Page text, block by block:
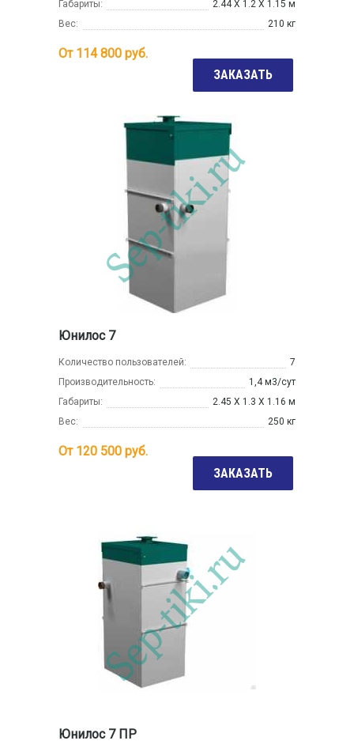
Габариты:
2.44 Х 1.2 Х 1.15 м
Вес:
210 кг
От 114 800 руб.
ЗАКАЗАТЬ
Юнилос 7
Количество пользователей:
7
Производительность:
1,4 м3/сут
Габариты:
2.45 Х 1.3 Х 1.16 м
Вес:
250 кг
От 120 500 руб.
ЗАКАЗАТЬ
Юнилос 7 ПР